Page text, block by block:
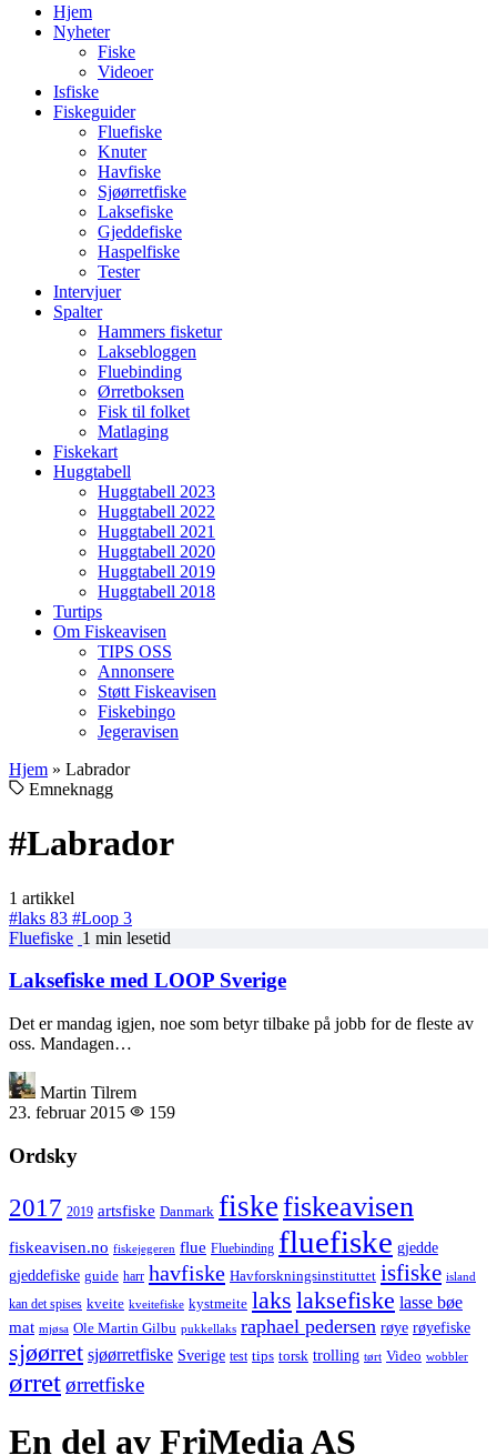
Hjem
Nyheter
Fiske
Videoer
Isfiske
Fiskeguider
Fluefiske
Knuter
Havfiske
Sjøørretfiske
Laksefiske
Gjeddefiske
Haspelfiske
Tester
Intervjuer
Spalter
Hammers fisketur
Laksebloggen
Fluebinding
Ørretboksen
Fisk til folket
Matlaging
Fiskekart
Huggtabell
Huggtabell 2023
Huggtabell 2022
Huggtabell 2021
Huggtabell 2020
Huggtabell 2019
Huggtabell 2018
Turtips
Om Fiskeavisen
TIPS OSS
Annonsere
Støtt Fiskeavisen
Fiskebingo
Jegeravisen
Hjem » Labrador
Emneknagg
#Labrador
1 artikkel
#laks 83 #Loop 3
Fluefiske 1 min lesetid
Laksefiske med LOOP Sverige
Det er mandag igjen, noe som betyr tilbake på jobb for de fleste av
oss. Mandagen…
Martin Tilrem
23. februar 2015
159
Ordsky
2017 2019 artsfiske Danmark fiskefiskeavisen
fiskeavisen.no fiskejegeren flue Fluebinding fluefiske gjedde
gjeddefiske guide harr havfiske Havforskningsinstituttet isfiske island
kan det spises kveite kveitefiske kystmeite laks laksefiske lasse bøe
mat mjøsa Ole Martin Gilbu pukkellaks raphael pedersen røye røyefiske
sjøørret sjøørretfiske Sverige test tips torsk trolling tørt Video wobbler
ørretørretfiske
En del av FriMedia AS